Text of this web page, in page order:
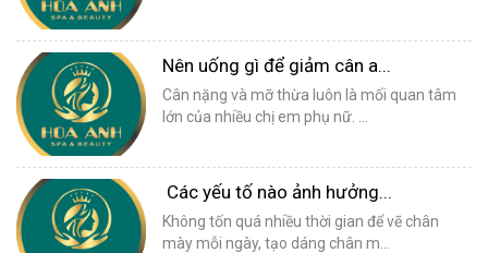
Nên uống gì để giảm cân a...
Cân nặng và mỡ thừa luôn là mối quan tâm
lớn của nhiều chị em phụ nữ. ...
Các yếu tố nào ảnh hưởng...
Không tốn quá nhiều thời gian để vẽ chân
mày mỗi ngày, tạo dáng chân m...